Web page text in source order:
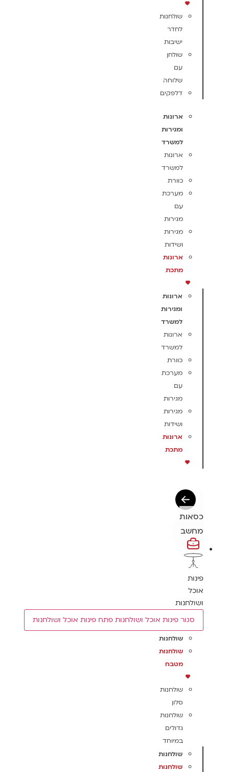
שולחנות
לחדר
ישיבות
שולחן
עם
שלוחה
דלפקים
ארונות
ומגירות
למשרד
ארונות
למשרד
כוורת
מערכת
עם
מגירות
מגירות
ושידות
ארונות
מתכת
ארונות
ומגירות
למשרד
ארונות
למשרד
כוורת
מערכת
עם
מגירות
מגירות
ושידות
ארונות
מתכת
כסאות
מחשב
פינות
אוכל
ושולחנות
סגור פינות אוכל ושולחנות פתח פינות אוכל ושולחנות
שולחנות
שולחנות
מטבח
שולחנות
סלון
שולחנות
גדולים
במיוחד
שולחנות
שולחנות